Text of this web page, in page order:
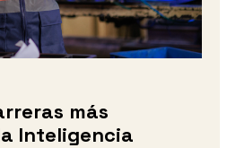
más
Inteligencia